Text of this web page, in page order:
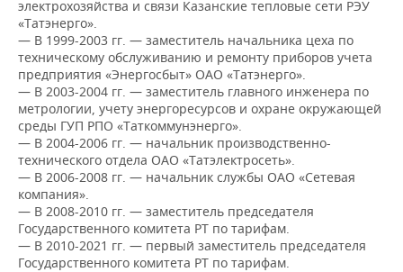
ОТКРЫТАЯ ЛЕКЦИЯ
БАСКЕТБОЛ
ВОЛЕЙБОЛ
КИБЕРСПОРТ
ФИГУРНОЕ КАТАНИЕ
ВОДНЫЕ ВИДЫ СПОРТА
ХОККЕЙ С МЯЧОМ
ИНФРАСТРУКТУРА
ИСТОРИЯ
КУЛЬТУРА
МЕДИЦИНА
ОБРАЗОВАНИЕ
ПРОИСШЕСТВИЯ
СПРАВОЧНИК
СПИСОК ПЕРСОН
СПИСОК КОМПАНИЙ
ПОЛНАЯ ВЕРСИЯ
электрохозяйства и связи Казанские тепловые сети РЭУ
«Татэнерго».
— В 1999-2003 гг. — заместитель начальника цеха по
техническому обслуживанию и ремонту приборов учета
предприятия «Энергосбыт» ОАО «Татэнерго».
— В 2003-2004 гг. — заместитель главного инженера по
метрологии, учету энергоресурсов и охране окружающей
среды ГУП РПО «Таткоммунэнерго».
— В 2004-2006 гг. — начальник производственно-
технического отдела ОАО «Татэлектросеть».
— В 2006-2008 гг. — начальник службы ОАО «Сетевая
компания».
— В 2008-2010 гг. — заместитель председателя
Государственного комитета РТ по тарифам.
— В 2010-2021 гг. — первый заместитель председателя
Государственного комитета РТ по тарифам.